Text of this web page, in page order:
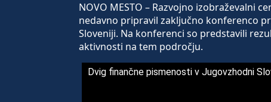
NOVO MESTO – Razvojno izobraževalni
nedavno pripravil zaključno konferenco
Sloveniji. Na konferenci so predstavili
aktivnosti na tem področju.
Dvig finančne pismenosti v Jugovzhodni